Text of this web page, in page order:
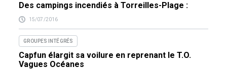
Des campings incendiés à Torreilles-Plage :
15/07/2016
GROUPES INTÉGRÉS
Capfun élargit sa voilure en reprenant le T.O.
Vagues Océanes